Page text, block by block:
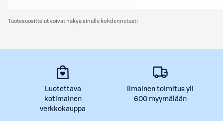
Tuotesuosittelut voivat näkyä sinulle kohdennetusti
Luotettava
kotimainen
verkkokauppa
Ilmainen toimitus yli
600 myymälään